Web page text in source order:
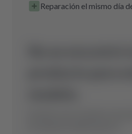
Reparación el mismo día